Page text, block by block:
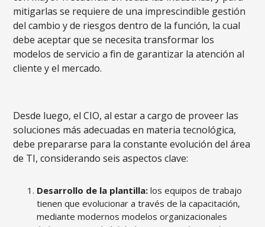
mitigarlas se requiere de una imprescindible gestión
del cambio y de riesgos dentro de la función, la cual
debe aceptar que se necesita transformar los
modelos de servicio a fin de garantizar la atención al
cliente y el mercado.
Desde luego, el CIO, al estar a cargo de proveer las
soluciones más adecuadas en materia tecnológica,
debe prepararse para la constante evolución del área
de TI, considerando seis aspectos clave:
Desarrollo de la plantilla:los equipos de trabajo
tienen que evolucionar a través de la capacitación,
mediante modernos modelos organizacionales